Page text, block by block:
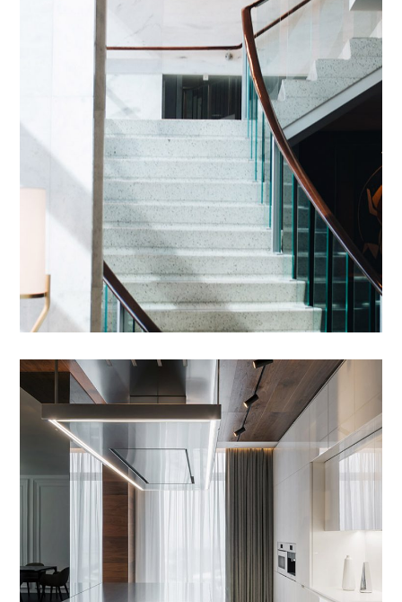
Introgen Abultreso
01 DYER TË DHOMAVE 03 LAMINAT/PARKET
Adipiscing Elit
01 DYER TË DHOMAVE 02 DYER TË BLINDUARA